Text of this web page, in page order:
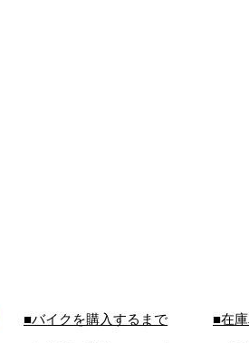
■バイクを購入するまで ■在